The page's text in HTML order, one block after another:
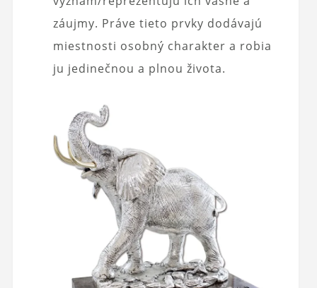
záujmy. Práve tieto prvky dodávajú
miestnosti osobný charakter a robia
ju jedinečnou a plnou života.